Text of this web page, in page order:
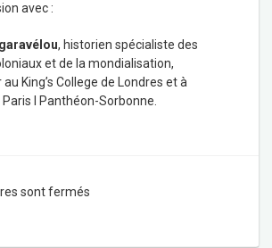
avec :
, historien spécialiste des
et de la mondialisation,
King’s College de Londres et à
Paris I Panthéon-Sorbonne.
sont fermés